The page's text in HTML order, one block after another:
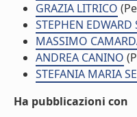
GRAZIA LITRICO
STEPHEN
MASSIMO
ANDREA CANINO
STEFANIA MARIA
Ha pubblicazioni con